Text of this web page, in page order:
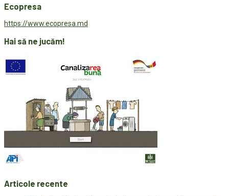
Ecopresa
https://www.ecopresa.md
Hai să ne jucăm!
Articole recente